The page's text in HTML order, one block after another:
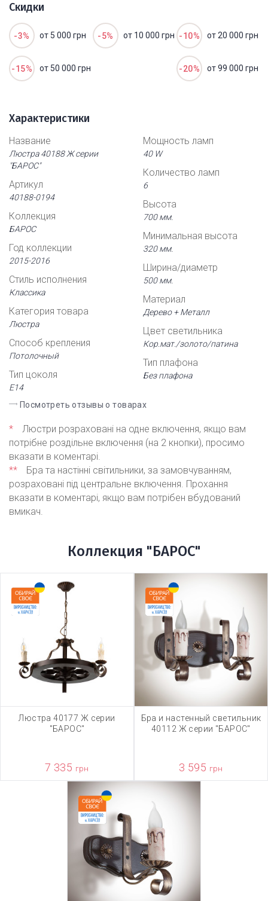
Скидки
-3% от 5 000 грн -5% от 10 000 грн -10% от 20 000 грн
-15% от 50 000 грн -20% от 99 000 грн
Характеристики
Название
Люстра 40188 Ж серии
"БАРОС"
Артикул
40188-0194
Коллекция
БАРОС
Год коллекции
2015-2016
Стиль исполнения
Классика
Категория товара
Люстра
Способ крепления
Потолочный
Тип цоколя
Е14
Мощность ламп
40 W
Количество ламп
6
Высота
700 мм.
Минимальная высота
320 мм.
Ширина/диаметр
500 мм.
Материал
Дерево + Металл
Цвет светильника
Кор.мат./золото/патина
Тип плафона
Без плафона
Посмотреть отзывы о товарах
*
Люстри розраховані на одне включення, якщо вам
потрібне роздільне включення (на 2 кнопки), просимо
вказати в коментарі.
**
Бра та настінні світильники, за замовчуванням,
розраховані під центральне включення. Прохання
вказати в коментарі, якщо вам потрібен вбудований
вмикач.
Коллекция "БАРОС"
Люстра 40177 Ж серии
"БАРОС"
7 335 грн
Бра и настенный светильник
40112 Ж серии "БАРОС"
3 595 грн